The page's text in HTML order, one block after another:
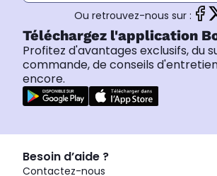
Ou retrouvez-nous sur :
Téléchargez l'application
Profitez d'avantages exclusifs, du
commande, de conseils
encore.
Besoin d’aide ?
Contactez-nous